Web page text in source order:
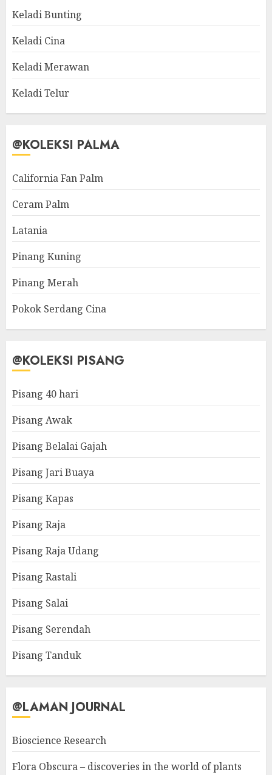
Keladi Bunting
Keladi Cina
Keladi Merawan
Keladi Telur
@KOLEKSI PALMA
California Fan Palm
Ceram Palm
Latania
Pinang Kuning
Pinang Merah
Pokok Serdang Cina
@KOLEKSI PISANG
Pisang 40 hari
Pisang Awak
Pisang Belalai Gajah
Pisang Jari Buaya
Pisang Kapas
Pisang Raja
Pisang Raja Udang
Pisang Rastali
Pisang Salai
Pisang Serendah
Pisang Tanduk
@LAMAN JOURNAL
Bioscience Research
Flora Obscura – discoveries in the world of plants